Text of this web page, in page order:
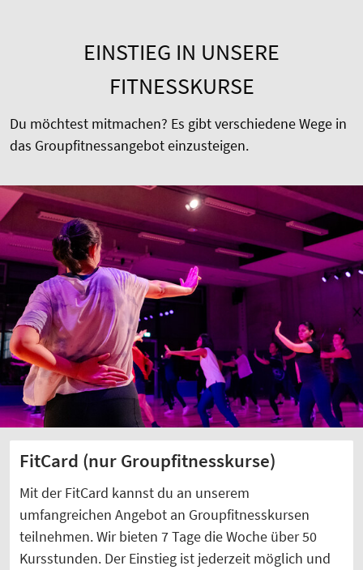
EINSTIEG IN UNSERE
FITNESSKURSE
Du möchtest mitmachen? Es gibt verschiedene Wege in
das Groupfitnessangebot einzusteigen.
FitCard (nur Groupfitnesskurse)
Mit der FitCard kannst du an unserem
umfangreichen Angebot an Groupfitnesskursen
teilnehmen. Wir bieten 7 Tage die Woche über 50
Kursstunden. Der Einstieg ist jederzeit möglich und